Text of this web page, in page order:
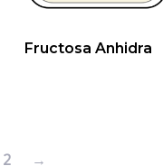
Fructosa Anhidra
2 →